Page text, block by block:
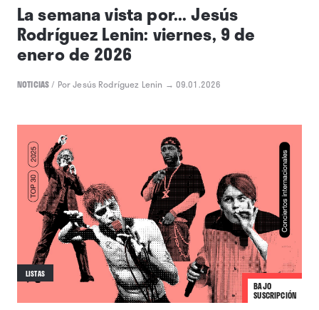
La semana vista por... Jesús
Rodríguez Lenin: viernes, 9 de
enero de 2026
NOTICIAS/ Por Jesús Rodríguez Lenin → 09.01.2026
BAJO
SUSCRIPCIÓN
LISTAS